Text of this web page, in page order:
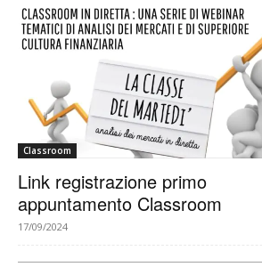
Classroom
Link registrazione primo
appuntamento Classroom
17/09/2024